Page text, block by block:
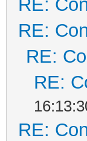
RE:
RE:
RE:
RE:
RE: